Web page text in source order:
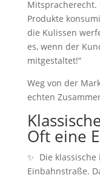
Produkte
die Kulissen
es, wenn der
mitgestaltet!“
Weg von der
echten
Oft eine
✨ Die
Einbahnstraße.